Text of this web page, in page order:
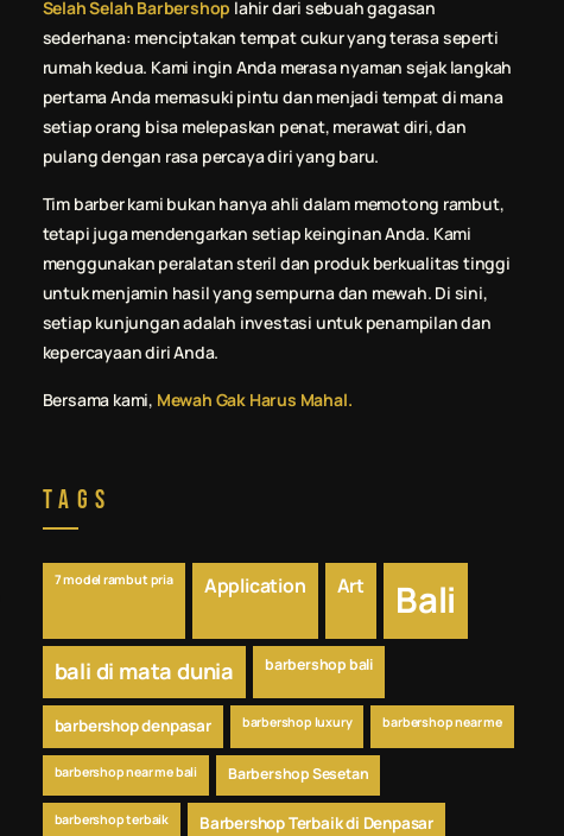
Selah Selah Barbershop lahir dari sebuah gagasan
sederhana: menciptakan tempat cukur yang terasa seperti
rumah kedua. Kami ingin Anda merasa nyaman sejak langkah
pertama Anda memasuki pintu dan menjadi tempat di mana
setiap orang bisa melepaskan penat, merawat diri, dan
pulang dengan rasa percaya diri yang baru.
Tim barber kami bukan hanya ahli dalam memotong rambut,
tetapi juga mendengarkan setiap keinginan Anda. Kami
menggunakan peralatan steril dan produk berkualitas tinggi
untuk menjamin hasil yang sempurna dan mewah. Di sini,
setiap kunjungan adalah investasi untuk penampilan dan
kepercayaan diri Anda.
Bersama kami, Mewah Gak Harus Mahal.
Tags
7 model rambut pria Application Art Bali
bali di mata dunia barbershop bali
barbershop denpasar barbershop luxury barbershop near me
barbershop near me bali Barbershop Sesetan
barbershop terbaik Barbershop Terbaik di Denpasar